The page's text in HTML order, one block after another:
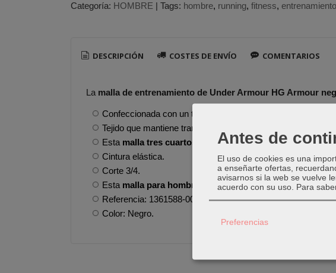
Categoría: HOMBRE | Tags: hombre running fitness entrenamiento
DESCRIPCIÓN COSTES DE ENVÍO COMENTARIOS
La malla de entrenamiento de Under Armour HG Armour
Confeccionada con un tejido técnico que se adapta
Tejido que mantiene transpiración.
Esta malla tres cuartos de Under Armour para hombre
Cintura elástica.
Corte 3/4.
Esta malla para hombre de Under Armour negraestá
Referencia: 1361588-001
Color: Negro.
Antes de
El uso de cookies es una
a enseñarte ofertas,
avisarnos si la web se vuelve
acuerdo con su uso. Para
Preferencias